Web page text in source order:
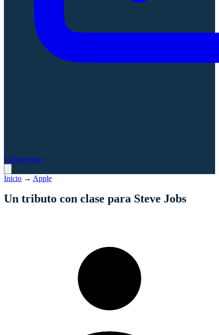
Videojuegos
Inicio → Apple
Un tributo con clase para Steve Jobs